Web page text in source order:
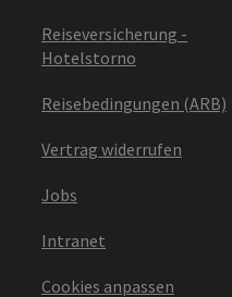
Reiseversicherung -
Hotelstorno
Reisebedingungen (ARB)
Vertrag widerrufen
Jobs
Intranet
Cookies anpassen